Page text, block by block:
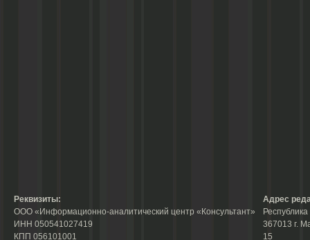
Реквизиты:
ООО «Информационно-аналитический центр «Консультант»
ИНН 050541027419
КПП 056101001
Адрес
367013 г.
15